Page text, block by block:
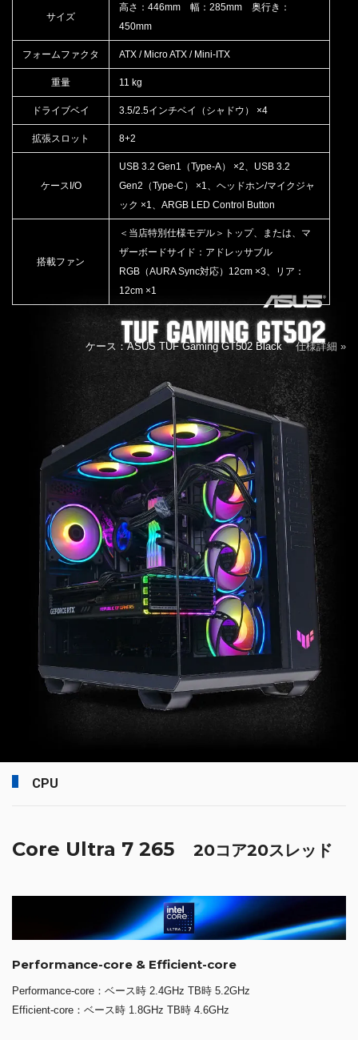
サイズ
高さ：446mm 幅：285mm 奥行き：
450mm
フォームファクタ ATX / Micro ATX / Mini-ITX
重量 11 kg
ドライブベイ 3.5/2.5インチベイ（シャドウ） ×4
拡張スロット 8+2
ケースI/O
USB 3.2 Gen1（Type-A） ×2、USB 3.2
Gen2（Type-C） ×1、ヘッドホン/マイクジャ
ック ×1、ARGB LED Control Button
搭載ファン
＜当店特別仕様モデル＞トップ、または、マ
ザーボードサイド：アドレッサブル
RGB（AURA Sync対応）12cm ×3、リア：
12cm ×1
ケース：ASUS TUF Gaming GT502 Black仕様詳細 »
CPU
Core Ultra 7 265 20コア20スレッド
Performance-core & Efficient-core
Performance-core：ベース時 2.4GHz TB時 5.2GHz
Efficient-core：ベース時 1.8GHz TB時 4.6GHz